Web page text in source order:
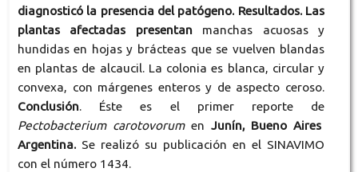
diagnosticó la presencia del patógeno. Resultados. Las
plantas afectadas presentan manchas acuosas y
hundidas en hojas y brácteas que se vuelven blandas
en plantas de alcaucil. La colonia es blanca, circular y
convexa, con márgenes enteros y de aspecto ceroso.
Conclusión. Éste es el primer reporte de
Pectobacterium carotovorum en Junín, Bueno Aires
Argentina.Se realizó su publicación en el SINAVIMO
con el número 1434.